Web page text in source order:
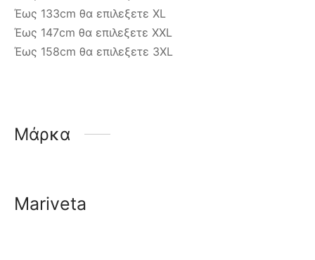
Έως 133cm θα επιλεξετε XL
Έως 147cm θα επιλεξετε XXL
Έως 158cm θα επιλεξετε 3XL
Μάρκα
Mariveta